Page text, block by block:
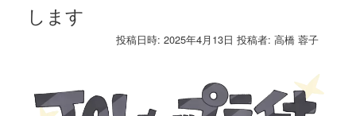
します
投稿日時:2025年4月13日 投稿者:高橋 蓉子